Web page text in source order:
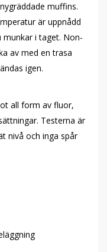
muffins.
är uppnådd
munkar i taget. Non-
av med en trasa
igen.
all form av fluor,
Testerna är
nivå och inga spår